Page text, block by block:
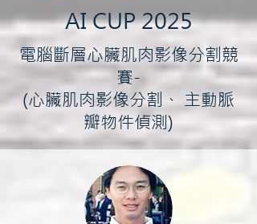
AI CUP 2025
電腦斷層心臟肌肉影像分割競
賽-
(心臟肌肉影像分割、 主動脈
瓣物件偵測)